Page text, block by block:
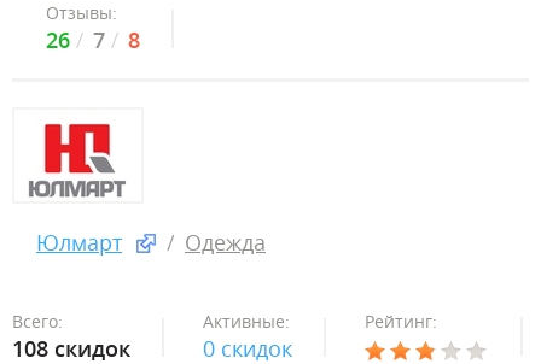
Отзывы:
26 7 8
Юлмарт Одежда
Всего:
108 скидок
Активные:
0 скидок
Рейтинг: